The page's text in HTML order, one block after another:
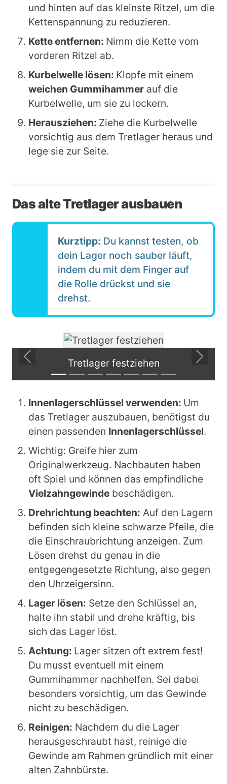
und hinten auf das kleinste Ritzel, um die
Kettenspannung zu reduzieren.
Kette entfernen: Nimm die Kette vom
vorderen Ritzel ab.
Kurbelwelle lösen: Klopfe mit einem
weichen Gummihammer auf die
Kurbelwelle, um sie zu lockern.
Herausziehen: Ziehe die Kurbelwelle
vorsichtig aus dem Tretlager heraus und
lege sie zur Seite.
Das alte Tretlager ausbauen
Kurztipp: Du kannst testen, ob
dein Lager noch sauber läuft,
indem du mit dem Finger auf
die Rolle drückst und sie
drehst.
Tretlager festziehen
Previous Next
Innenlagerschlüssel verwenden: Um
das Tretlager auszubauen, benötigst du
einen passenden Innenlagerschlüssel.
Wichtig: Greife hier zum
Originalwerkzeug. Nachbauten haben
oft Spiel und können das empfindliche
Vielzahngewinde beschädigen.
Drehrichtung beachten: Auf den Lagern
befinden sich kleine schwarze Pfeile, die
die Einschraubrichtung anzeigen. Zum
Lösen drehst du genau in die
entgegengesetzte Richtung, also gegen
den Uhrzeigersinn.
Lager lösen: Setze den Schlüssel an,
halte ihn stabil und drehe kräftig, bis
sich das Lager löst.
Achtung: Lager sitzen oft extrem fest!
Du musst eventuell mit einem
Gummihammer nachhelfen. Sei dabei
besonders vorsichtig, um das Gewinde
nicht zu beschädigen.
Reinigen: Nachdem du die Lager
herausgeschraubt hast, reinige die
Gewinde am Rahmen gründlich mit einer
alten Zahnbürste.